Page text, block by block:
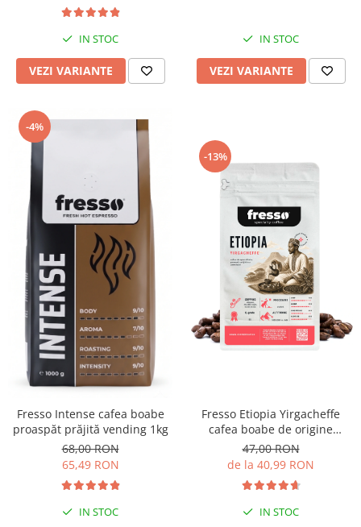
IN STOC
VEZI VARIANTE
IN STOC
VEZI VARIANTE
-4%
Fresso Intense cafea boabe
proaspăt prăjită vending 1kg
68,00 RON
65,49 RON
IN STOC
-13%
Fresso Etiopia Yirgacheffe
cafea boabe de origine
proaspăt prăjită
47,00 RON
de la 40,99 RON
IN STOC